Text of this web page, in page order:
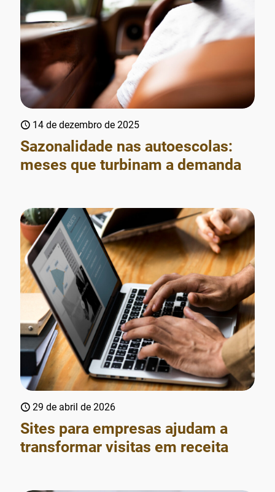
14 de dezembro de 2025
Sazonalidade nas autoescolas:
meses que turbinam a demanda
29 de abril de 2026
Sites para empresas ajudam a
transformar visitas em receita